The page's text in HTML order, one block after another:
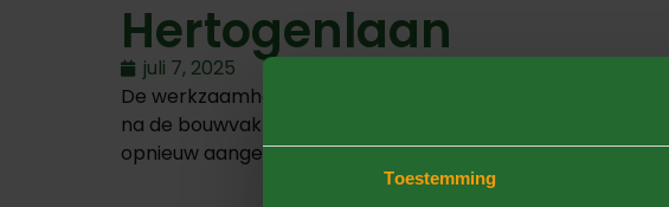
Toestemming
Hertogenlaan
juli 7, 2025
De werkzaamheden aan de Dir. Van der Mühlenlaan
na de bouwvak van 2025. Dit komt door vertraging bij de
opnieuw aangelegd.